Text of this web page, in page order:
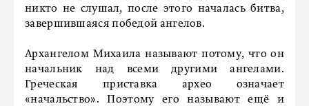
никто не слушал, после этого началась битва,
завершившаяся победой ангелов.
Архангелом Михаила называют потому, что он
начальник над всеми другими ангелами.
Греческая приставка архео означает
«начальство». Поэтому его называют ещё и